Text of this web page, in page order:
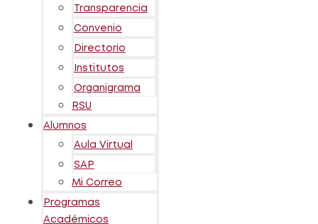
Transparencia
Convenio
Directorio
Institutos
Organigrama
RSU
Alumnos
Aula Virtual
SAP
Mi Correo
Programas
Académicos